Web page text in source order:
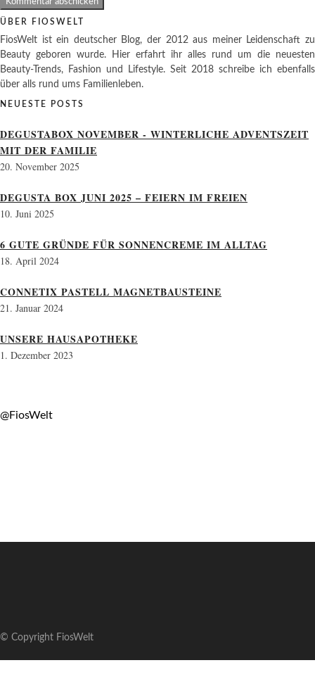
ÜBER FIOSWELT
FiosWelt ist ein deutscher Blog, der 2012 aus meiner Leidenschaft zu
Beauty geboren wurde. Hier erfahrt ihr alles rund um die neuesten
Beauty-Trends, Fashion und Lifestyle. Seit 2018 schreibe ich ebenfalls
über alls rund ums Familienleben.
NEUESTE POSTS
DEGUSTABOX NOVEMBER - WINTERLICHE ADVENTSZEIT
MIT DER FAMILIE
20. November 2025
DEGUSTA BOX JUNI 2025 – FEIERN IM FREIEN
10. Juni 2025
6 GUTE GRÜNDE FÜR SONNENCREME IM ALLTAG
18. April 2024
CONNETIX PASTELL MAGNETBAUSTEINE
21. Januar 2024
UNSERE HAUSAPOTHEKE
1. Dezember 2023
@FiosWelt
© Copyright FiosWelt